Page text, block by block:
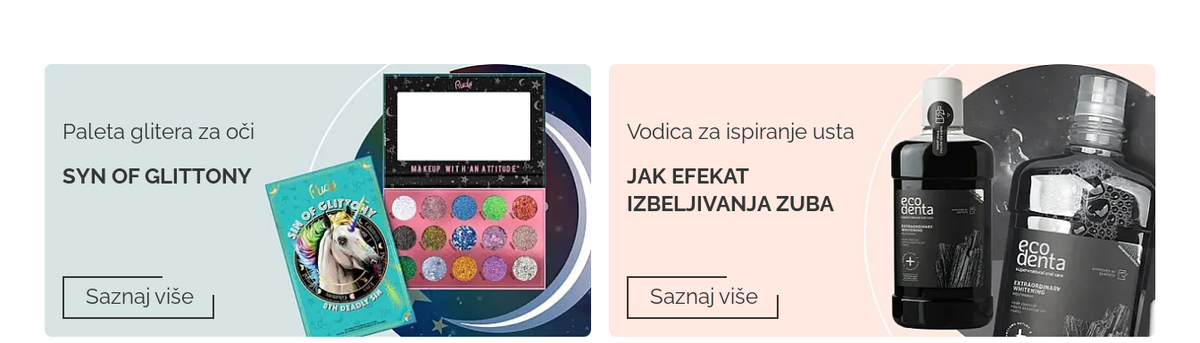
Paleta glitera za oči
SYN OF GLITTONY
Saznaj više
Vodica za ispiranje usta
JAK EFEKAT
IZBELJIVANJA ZUBA
Saznaj više